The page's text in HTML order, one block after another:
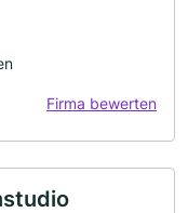
Firma bewerten